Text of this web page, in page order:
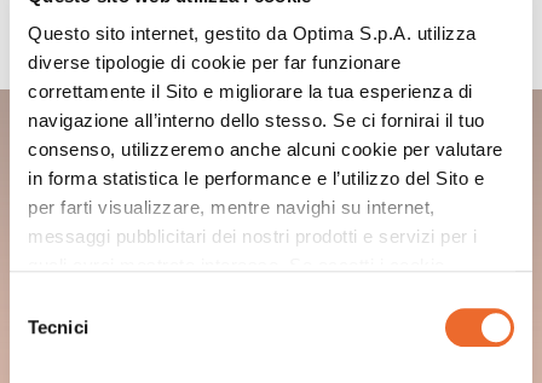
Questo sito internet, gestito da Optima S.p.A. utilizza
diverse tipologie di cookie per far funzionare
correttamente il Sito e migliorare la tua esperienza di
navigazione all’interno dello stesso. Se ci fornirai il tuo
consenso, utilizzeremo anche alcuni cookie per valutare
in forma statistica le performance e l’utilizzo del Sito e
per farti visualizzare, mentre navighi su internet,
messaggi pubblicitari dei nostri prodotti e servizi per i
delTecnici
PRODOTTI UTILIZZATI
DOUMIX? SQUEEZE
MANGO ALPHONSO GLORY